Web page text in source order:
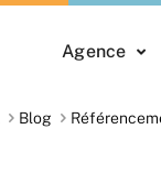
Agence
Blog